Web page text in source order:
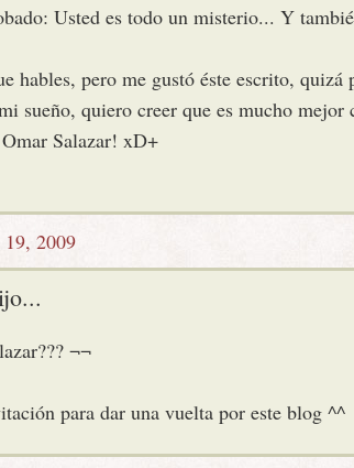
Usted es todo un misterio... Y
hables, pero me gustó éste escrito,
sueño, quiero creer que es mucho
Salazar! xD+
19, 2009
¬¬
para dar una vuelta por este blog ^^